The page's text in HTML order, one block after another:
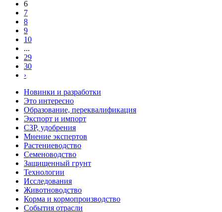
6
7
8
9
10
...
29
30
›
Новинки и разработки
Это интересно
Образование, переквалификация
Экспорт и импорт
СЗР, удобрения
Мнение экспертов
Растениеводство
Семеноводство
Защищенный грунт
Технологии
Исследования
Животноводство
Корма и кормопроизводство
События отрасли